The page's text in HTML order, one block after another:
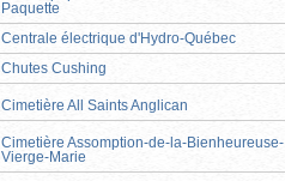
Paquette
Centrale électrique d'Hydro-Québec
Chutes Cushing
Cimetière All Saints Anglican
Cimetière Assomption-de-la-Bienheureuse-
Vierge-Marie